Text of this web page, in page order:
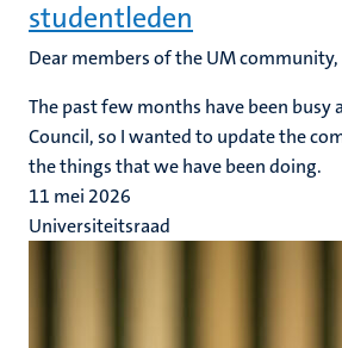
studentleden
Dear members of the UM community,
The past few months have been busy
Council, so I wanted to update the
the things that we have been doing.
11 mei 2026
Universiteitsraad